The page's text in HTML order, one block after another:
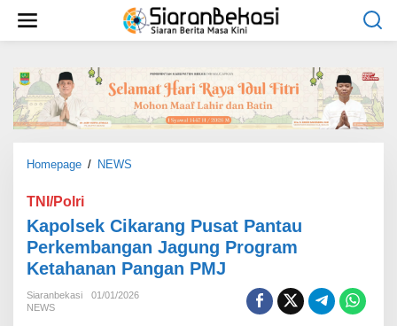
w
Homepage / NEWS
l
s
e
C
TNI/Polri
Kapolsek Cikarang Pusat Pantau
Perkembangan Jagung Program
Ketahanan Pangan PMJ
Siaranbekasi
01/01/2026
NEWS